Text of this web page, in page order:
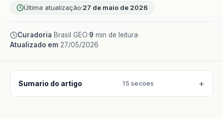
Última atualização:27 de maio de 2026
Curadoria Brasil GEO·9 min de leitura·
Atualizado em 27/05/2026
Sumario do artigo 15 secoes